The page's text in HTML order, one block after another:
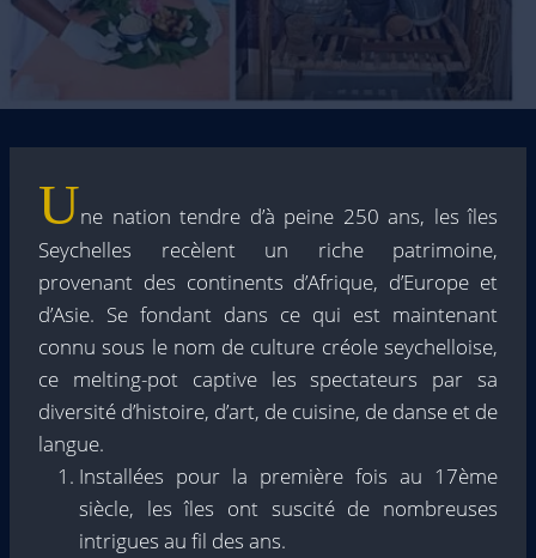
Une nation tendre d’à peine 250 ans, les îles
Seychelles recèlent un riche patrimoine,
provenant des continents d’Afrique, d’Europe et
d’Asie. Se fondant dans ce qui est maintenant
connu sous le nom de culture créole seychelloise,
ce melting-pot captive les spectateurs par sa
diversité d’histoire, d’art, de cuisine, de danse et de
langue.
Installées pour la première fois au 17ème
siècle, les îles ont suscité de nombreuses
intrigues au fil des ans.